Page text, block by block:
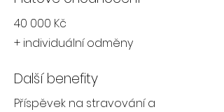
40 000 Kč
+ individuální odměny
Další benefity
Příspěvek na stravování a